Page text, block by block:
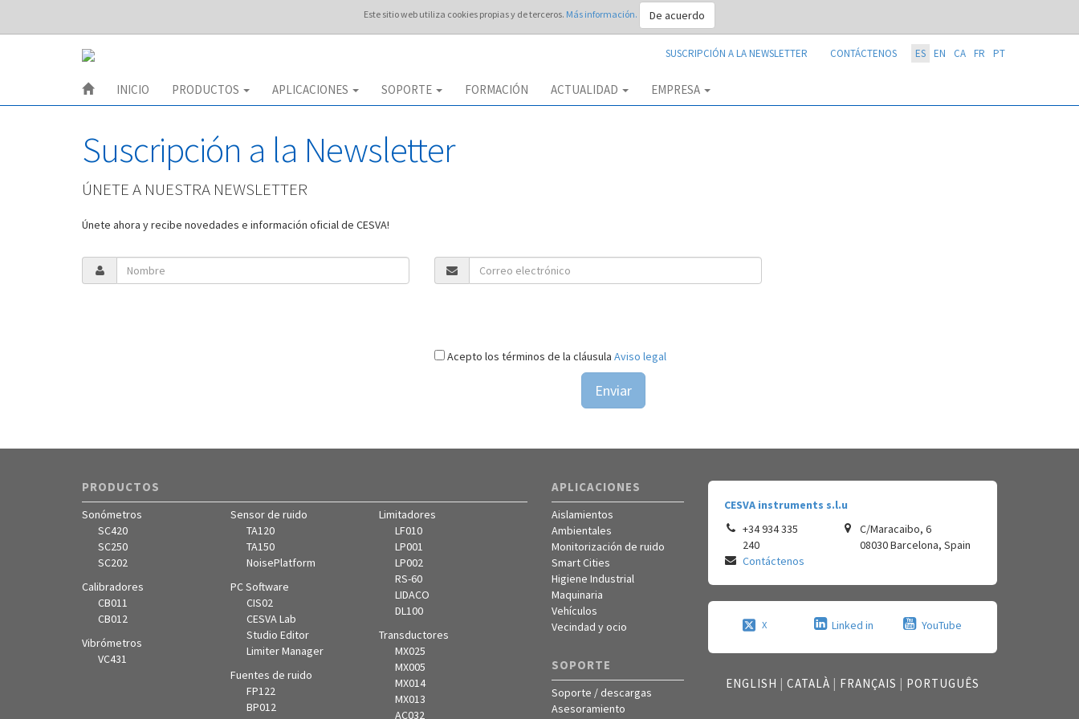
Este sitio web utiliza cookies propias y de terceros. Más información. De acuerdo
SUSCRIPCIÓN A LA NEWSLETTER CONTÁCTENOS ES EN CA FR PT
INICIO PRODUCTOS APLICACIONES SOPORTE FORMACIÓN ACTUALIDAD EMPRESA
Suscripción a la Newsletter
ÚNETE A NUESTRA NEWSLETTER
Únete ahora y recibe novedades e información oficial de CESVA!
Destinatarios
Se cederán a las empresas representantes del
Derechos
derechos que se explican en la información
Acceso a la información detallada sobre
Acepto los términos de la cláusula Aviso legal
Enviar
PRODUCTOS
Sonómetros
SC420
SC250
SC202
Calibradores
CB011
CB012
Vibrómetros
VC431
Sensor de ruido
TA120
TA150
NoisePlatform
PC Software
CIS02
CESVA Lab
Studio Editor
Limiter Manager
Fuentes de ruido
FP122
BP012
Limitadores
LF010
LP001
LP002
RS-60
LIDACO
DL100
Transductores
MX025
MX005
MX014
MX013
AC032
APLICACIONES
Aislamientos
Ambientales
Monitorización de ruido
Smart Cities
Higiene Industrial
Maquinaria
Vehículos
Vecindad y ocio
SOPORTE
Soporte / descargas
Asesoramiento
CESVA instruments s.l.u
+34 934 335
240
Contáctenos
C/Maracaibo, 6
08030Barcelona, Spain
X Linked in YouTube
ENGLISH | CATALÀ | FRANÇAIS | PORTUGUÊS